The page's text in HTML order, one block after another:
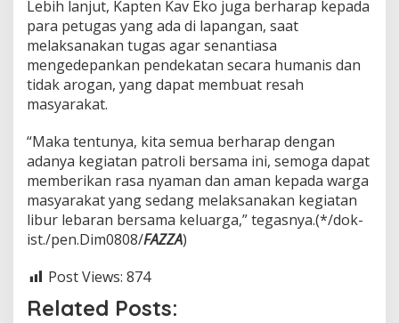
Lebih lanjut, Kapten Kav Eko juga berharap kepada
para petugas yang ada di lapangan, saat
melaksanakan tugas agar senantiasa
mengedepankan pendekatan secara humanis dan
tidak arogan, yang dapat membuat resah
masyarakat.
“Maka tentunya, kita semua berharap dengan
adanya kegiatan patroli bersama ini, semoga dapat
memberikan rasa nyaman dan aman kepada warga
masyarakat yang sedang melaksanakan kegiatan
libur lebaran bersama keluarga,” tegasnya.(*/dok-
ist./pen.Dim0808/FAZZA)
Post Views: 874
Related Posts: